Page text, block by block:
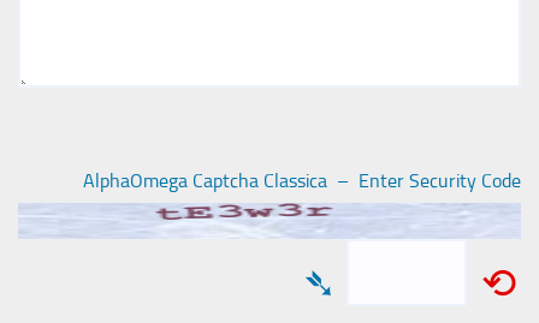
AlphaOmega Captcha Classica – Enter Security Code
⟲
➴